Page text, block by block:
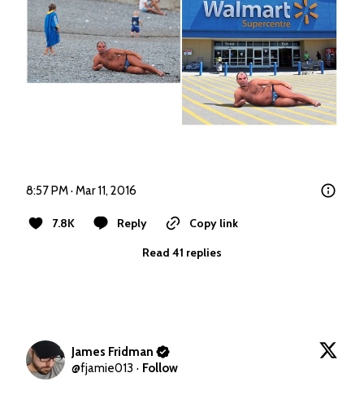
8:57 PM · Mar 11, 2016
7.8K Reply
Copy link
Read 41 replies
James Fridman
@fjamie013 · Follow